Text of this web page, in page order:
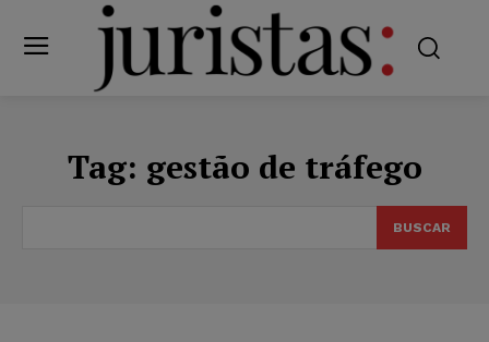
Tag: gestão de tráfego
BUSCAR